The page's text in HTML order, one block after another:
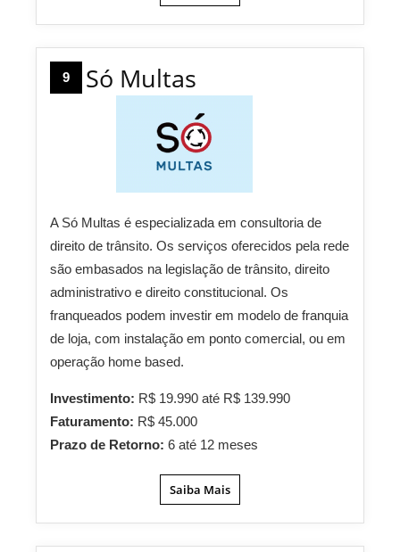
9 Só Multas
A Só Multas é especializada em consultoria de
direito de trânsito. Os serviços oferecidos pela rede
são embasados na legislação de trânsito, direito
administrativo e direito constitucional. Os
franqueados podem investir em modelo de franquia
de loja, com instalação em ponto comercial, ou em
operação home based.
Investimento: R$ 19.990 até R$ 139.990
Faturamento: R$ 45.000
Prazo de Retorno: 6 até 12 meses
Saiba Mais